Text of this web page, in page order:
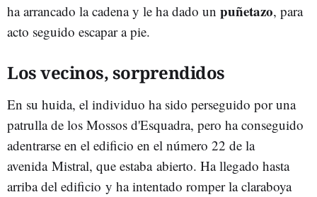
ha arrancado la cadena y le ha dado un puñetazo, para
acto seguido escapar a pie.
Los vecinos, sorprendidos
En su huida, el individuo ha sido perseguido por una
patrulla de los Mossos d'Esquadra, pero ha conseguido
adentrarse en el edificio en el número 22 de la
avenida Mistral, que estaba abierto. Ha llegado hasta
arriba del edificio y ha intentado romper la claraboya